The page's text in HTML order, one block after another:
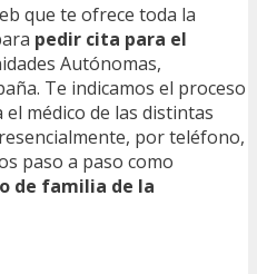
que te ofrece toda la
pedir cita para el
Autónomas,
Te indicamos el proceso
médico de las distintas
por teléfono,
paso a paso como
de familia de la